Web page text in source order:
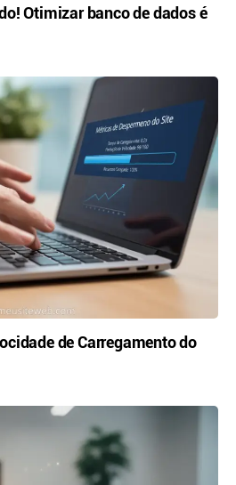
Otimizar banco de dados é
de Carregamento do